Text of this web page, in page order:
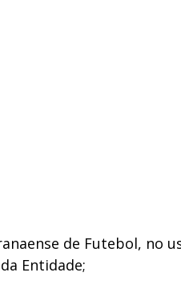
de Futebol, no
Entidade;